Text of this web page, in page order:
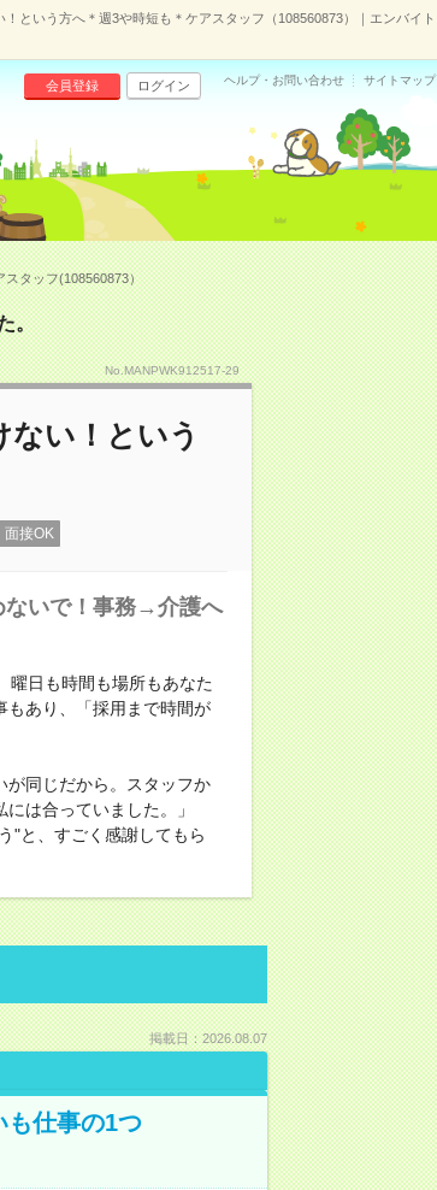
！という方へ＊週3や時短も＊ケアスタッフ（108560873）｜エンバイト
会員登録 ログイン ヘルプ・お問い合わせ サイトマップ
タッフ(108560873）
。
No.MANPWK912517-29
ない！という
面接OK
ないで！事務→介護へ
曜日も時間も場所もあなた
もあり、「採用まで時間が
同じだから。スタッフか
は合っていました。」
"と、すごく感謝してもら
掲載日：2026.08.07
も仕事の1つ